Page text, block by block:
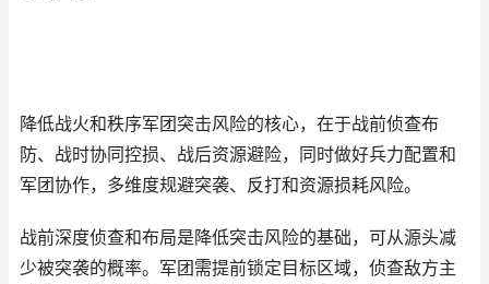
降低战火和秩序军团突击风险的核心，在于战前侦查布
防、战时协同控损、战后资源避险，同时做好兵力配置和
军团协作，多维度规避突袭、反打和资源损耗风险。
战前深度侦查和布局是降低突击风险的基础，可从源头减
少被突袭的概率。军团需提前锁定目标区域，侦查敌方主